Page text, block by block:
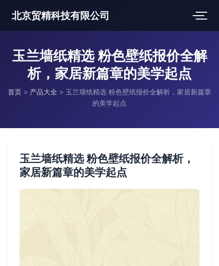
北京贸精科技有限公司
玉兰墙纸精选 粉色壁纸报价全解
析，家居新篇章的美学起点
首页 > 产品大全 > 玉兰墙纸精选 粉色壁纸报价全解析，家居新篇章
的美学起点
玉兰墙纸精选 粉色壁纸报价全解析，
家居新篇章的美学起点